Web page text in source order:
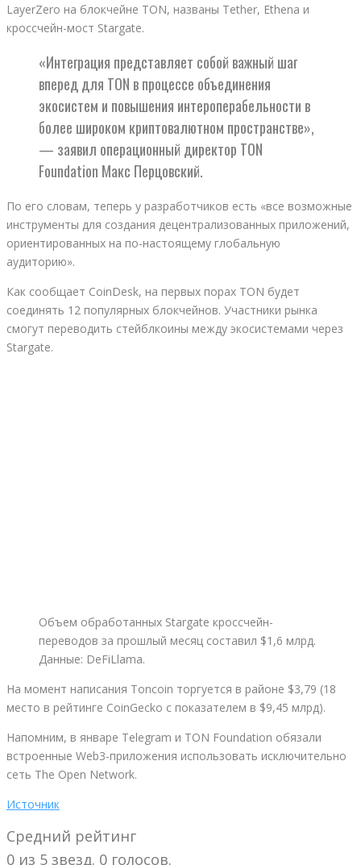
LayerZero на блокчейне TON, названы Tether, Ethena и
кроссчейн-мост Stargate.
«Интеграция представляет собой важный шаг
вперед для TON в процессе объединения
экосистем и повышения интероперабельности в
более широком криптовалютном пространстве»,
— заявил операционный директор TON
Foundation Макс Перцовский.
По его словам, теперь у разработчиков есть «все возможные
инструменты для создания децентрализованных приложений,
ориентированных на по-настоящему глобальную
аудиторию».
Как сообщает CoinDesk, на первых порах TON будет
соединять 12 популярных блокчейнов. Участники рынка
смогут переводить стейблкоины между экосистемами через
Stargate.
Объем обработанных Stargate кроссчейн-
переводов за прошлый месяц составил $1,6 млрд.
Данные: DeFiLlama.
На момент написания Toncoin торгуется в районе $3,79 (18
место в рейтинге CoinGecko с показателем в $9,45 млрд).
Напомним, в январе Telegram и TON Foundation обязали
встроенные Web3-приложения использовать исключительно
сеть The Open Network.
Источник
Средний рейтинг
0 из 5 звезд. 0 голосов.